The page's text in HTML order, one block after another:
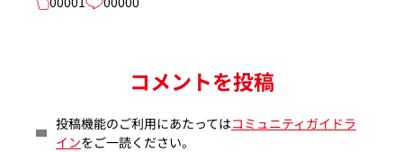
コメントを投稿
投稿機能のご利用にあたってはコミュニティガイドラ
インをご一読ください。